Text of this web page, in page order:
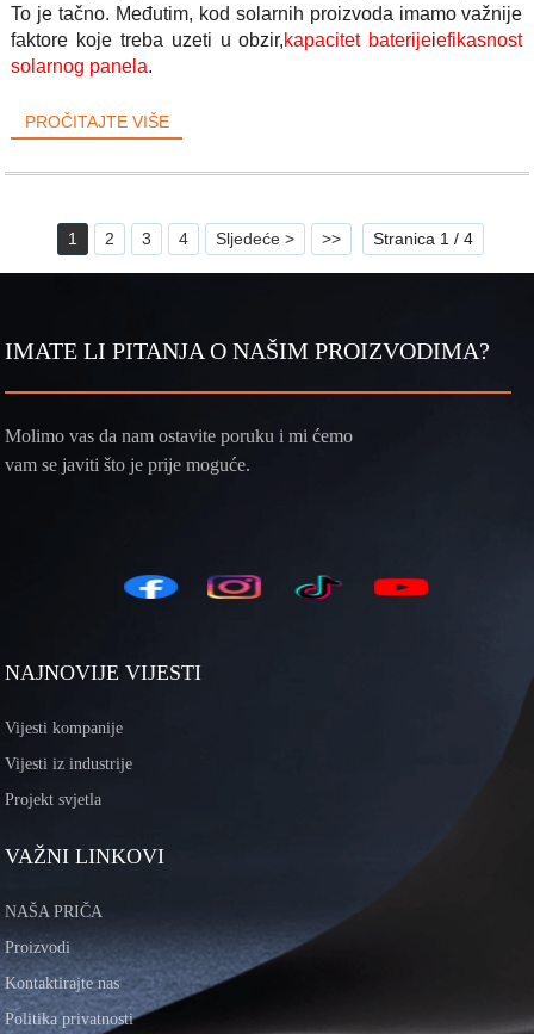
To je tačno. Međutim, kod solarnih proizvoda imamo važnije
faktore koje treba uzeti u obzir,kapacitet baterijeiefikasnost
solarnog panela.
PROČITAJTE VIŠE
1 2 3 4 Sljedeće > >> Stranica 1 / 4
IMATE LI PITANJA O NAŠIM PROIZVODIMA?
Molimo vas da nam ostavite poruku i mi ćemo
vam se javiti što je prije moguće.
NAJNOVIJE VIJESTI
Vijesti kompanije
Vijesti iz industrije
Projekt svjetla
VAŽNI LINKOVI
NAŠA PRIČA
Proizvodi
Kontaktirajte nas
Politika privatnosti